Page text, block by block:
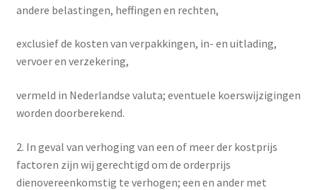
andere belastingen, heffingen en rechten,
exclusief de kosten van verpakkingen, in- en uitlading,
vervoer en verzekering,
vermeld in Nederlandse valuta; eventuele koerswijzigingen
worden doorberekend.
2. In geval van verhoging van een of meer der kostprijs
factoren zijn wij gerechtigd om de orderprijs
dienovereenkomstig te verhogen; een en ander met